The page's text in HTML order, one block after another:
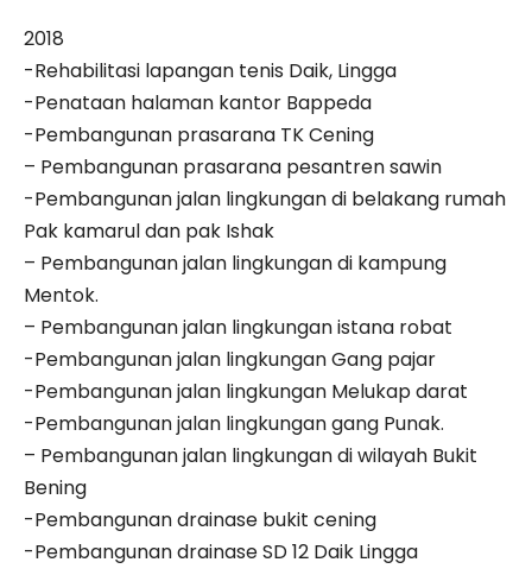
2018
-Rehabilitasi lapangan tenis Daik, Lingga
-Penataan halaman kantor Bappeda
-Pembangunan prasarana TK Cening
– Pembangunan prasarana pesantren sawin
-Pembangunan jalan lingkungan di belakang rumah
Pak kamarul dan pak Ishak
– Pembangunan jalan lingkungan di kampung
Mentok.
– Pembangunan jalan lingkungan istana robat
-Pembangunan jalan lingkungan Gang pajar
-Pembangunan jalan lingkungan Melukap darat
-Pembangunan jalan lingkungan gang Punak.
– Pembangunan jalan lingkungan di wilayah Bukit
Bening
-Pembangunan drainase bukit cening
-Pembangunan drainase SD 12 Daik Lingga